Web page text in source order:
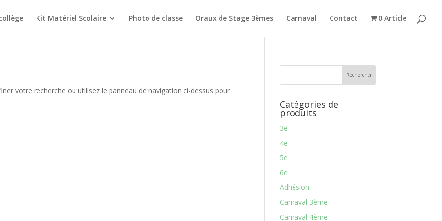
Kit Matériel Scolaire Photo de classe Oraux de Stage 3èmes Carnaval Contact 0 Article
votre recherche ou utilisez le panneau de navigation ci-dessus pour
Catégories de
produits
3e
4e
5e
6e
Adhésion
Carnaval 3ème
Carnaval 4ème